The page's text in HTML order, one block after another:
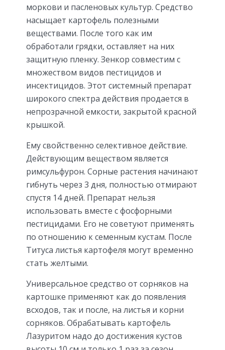
моркови и пасленовых культур. Средство
насыщает картофель полезными
веществами. После того как им
обработали грядки, оставляет на них
защитную пленку. Зенкор совместим с
множеством видов пестицидов и
инсектицидов. Этот системный препарат
широкого спектра действия продается в
непрозрачной емкости, закрытой красной
крышкой.
Ему свойственно селективное действие.
Действующим веществом является
римсульфурон. Сорные растения начинают
гибнуть через 3 дня, полностью отмирают
спустя 14 дней. Препарат нельзя
использовать вместе с фосфорными
пестицидами. Его не советуют применять
по отношению к семенным кустам. После
Титуса листья картофеля могут временно
стать желтыми.
Универсальное средство от сорняков на
картошке применяют как до появления
всходов, так и после, на листья и корни
сорняков. Обрабатывать картофель
Лазуритом надо до достижения кустов